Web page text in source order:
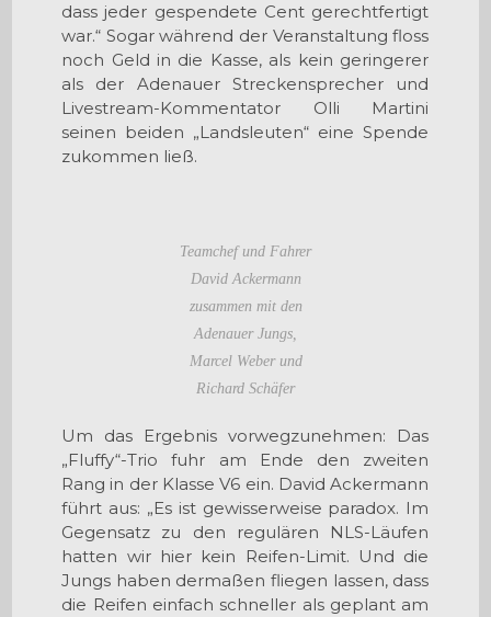
dass jeder gespendete Cent gerechtfertigt
war.“ Sogar während der Veranstaltung floss
noch Geld in die Kasse, als kein geringerer
als der Adenauer Streckensprecher und
Livestream-Kommentator Olli Martini
seinen beiden „Landsleuten“ eine Spende
zukommen ließ.
Teamchef und Fahrer
David Ackermann
zusammen mit den
Adenauer Jungs,
Marcel Weber und
Richard Schäfer
Um das Ergebnis vorwegzunehmen: Das
„Fluffy“-Trio fuhr am Ende den zweiten
Rang in der Klasse V6 ein. David Ackermann
führt aus: „Es ist gewisserweise paradox. Im
Gegensatz zu den regulären NLS-Läufen
hatten wir hier kein Reifen-Limit. Und die
Jungs haben dermaßen fliegen lassen, dass
die Reifen einfach schneller als geplant am